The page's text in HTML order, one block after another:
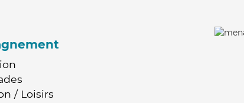
/ Loisirs